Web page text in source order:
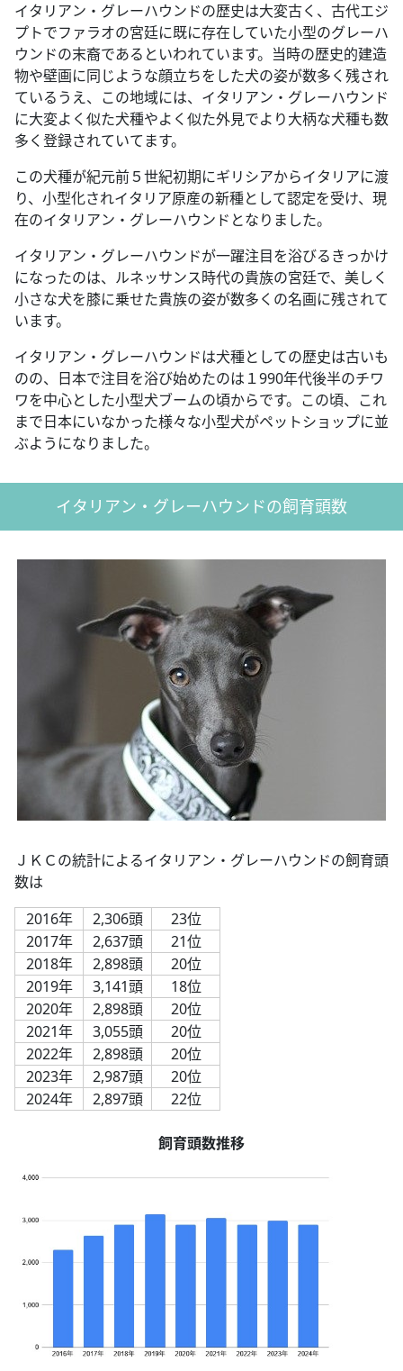
イタリアン・グレーハウンドの歴史は大変古く、古代エジ
プトでファラオの宮廷に既に存在していた小型のグレーハ
ウンドの末裔であるといわれています。当時の歴史的建造
物や壁画に同じような顔立ちをした犬の姿が数多く残され
ているうえ、この地域には、イタリアン・グレーハウンド
に大変よく似た犬種やよく似た外見でより大柄な犬種も数
多く登録されていてます。
この犬種が紀元前５世紀初期にギリシアからイタリアに渡
り、小型化されイタリア原産の新種として認定を受け、現
在のイタリアン・グレーハウンドとなりました。
イタリアン・グレーハウンドが一躍注目を浴びるきっかけ
になったのは、ルネッサンス時代の貴族の宮廷で、美しく
小さな犬を膝に乗せた貴族の姿が数多くの名画に残されて
います。
イタリアン・グレーハウンドは犬種としての歴史は古いも
のの、日本で注目を浴び始めたのは１990年代後半のチワ
ワを中心とした小型犬ブームの頃からです。この頃、これ
まで日本にいなかった様々な小型犬がペットショップに並
ぶようになりました。
イタリアン・グレーハウンドの飼育頭数
ＪＫＣの統計によるイタリアン・グレーハウンドの飼育頭
数は
2016年
2,306頭
23位
2017年
2,637頭
21位
2018年
2,898頭
20位
2019年
3,141頭
18位
2020年
2,898頭
20位
2021年
3,055頭
20位
2022年
2,898頭
20位
2023年
2,987頭
20位
2024年
2,897頭 22位
飼育頭数推移